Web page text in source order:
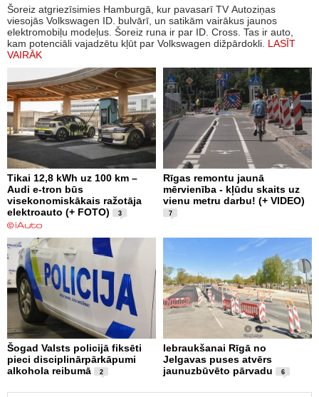
Šoreiz atgriezīsimies Hamburgā, kur pavasarī TV Autoziņas
viesojās Volkswagen ID. bulvārī, un satikām vairākus jaunos
elektromobiļu modeļus. Šoreiz runa ir par ID. Cross. Tas ir auto,
kam potenciāli vajadzētu kļūt par Volkswagen dižpārdokli. LASĪT
VAIRĀK
Tikai 12,8 kWh uz 100 km –
Audi e-tron būs
visekonomiskākais ražotāja
elektroauto (+ FOTO)
3
Rīgas remontu jaunā
mērvienība - kļūdu skaits uz
vienu metru darbu! (+ VIDEO)
7
Šogad Valsts policijā fiksēti
pieci disciplinārpārkāpumi
alkohola reibumā
2
Iebraukšanai Rīgā no
Jelgavas puses atvērs
jaunuzbūvēto pārvadu
6